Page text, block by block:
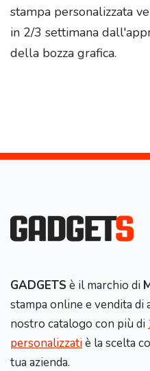
stampa personalizzata
in 2/3 settimana
della bozza grafica.
GADGETS è il marchio di
stampa online e vendita
nostro catalogo con più di
personalizzatiè la scelta
tua azienda.